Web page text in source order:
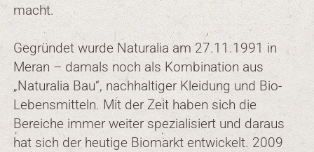
macht.
Gegründet wurde Naturalia am 27.11.1991 in
Meran – damals noch als Kombination aus
„Naturalia Bau“, nachhaltiger Kleidung und Bio-
Lebensmitteln. Mit der Zeit haben sich die
Bereiche immer weiter spezialisiert und daraus
hat sich der heutige Biomarkt entwickelt. 2009